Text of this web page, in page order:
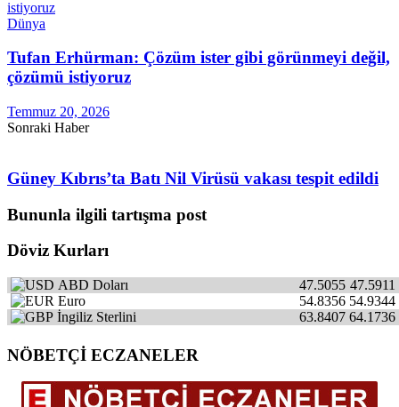
Dünya
Tufan Erhürman: Çözüm ister gibi görünmeyi değil,
çözümü istiyoruz
Temmuz 20, 2026
Sonraki Haber
Güney Kıbrıs’ta Batı Nil Virüsü vakası tespit edildi
Bununla ilgili tartışma post
Döviz Kurları
ABD Doları 47.5911
47.5055
Euro
54.9344
54.8356
İngiliz Sterlini
64.1736
63.8407
NÖBETÇİ ECZANELER